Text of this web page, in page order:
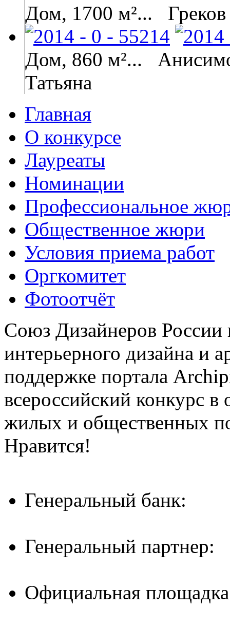
Дом, 1700 м²...
Дом, 860 м²...
Татьяна
Главная
О конкурсе
Лауреаты
Номинации
Профессиональное
Общественное жюри
Условия приема работ
Оргкомитет
Фотоотчёт
Союз Дизайнеров России
интерьерного дизайна и
поддержке портала
всероссийский конкурс в
жилых и общественных
Нравится!
Генеральный банк:
Генеральный партнер:
Официальная